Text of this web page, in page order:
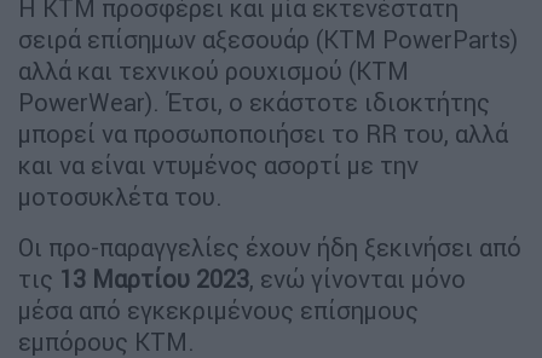
Η ΚΤΜ προσφέρει και μία εκτενέστατη
σειρά επίσημων αξεσουάρ (KTM PowerParts)
αλλά και τεχνικού ρουχισμού (KTM
PowerWear). Έτσι, ο εκάστοτε ιδιοκτήτης
μπορεί να προσωποποιήσει το RR του, αλλά
και να είναι ντυμένος ασορτί με την
μοτοσυκλέτα του.
Οι προ-παραγγελίες έχουν ήδη ξεκινήσει από
τις 13 Μαρτίου 2023, ενώ γίνονται μόνο
μέσα από εγκεκριμένους επίσημους
εμπόρους KTM.